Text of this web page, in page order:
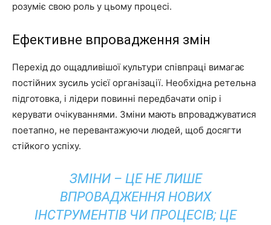
розуміє свою роль у цьому процесі.
Ефективне впровадження змін
Перехід до ощадливішої культури співпраці вимагає
постійних зусиль усієї організації. Необхідна ретельна
підготовка, і лідери повинні передбачати опір і
керувати очікуваннями. Зміни мають впроваджуватися
поетапно, не перевантажуючи людей, щоб досягти
стійкого успіху.
ЗМІНИ – ЦЕ НЕ ЛИШЕ
ВПРОВАДЖЕННЯ НОВИХ
ІНСТРУМЕНТІВ ЧИ ПРОЦЕСІВ; ЦЕ